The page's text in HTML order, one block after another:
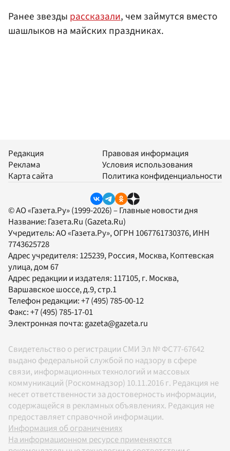
Ранее звезды рассказали, чем займутся вместо
шашлыков на майских праздниках.
Редакция
Реклама
Карта сайта
Правовая информация
Условия использования
Политика конфиденциальности
© АО «Газета.Ру» (1999-2026) – Главные новости дня
Название: Газета.Ru (Gazeta.Ru)
Учредитель:АО «Газета.Ру», ОГРН 1067761730376, ИНН
7743625728
Адрес учредителя: 125239, Россия, Москва, Коптевская
улица, дом 67
Адрес редакции и издателя: 117105, г. Москва,
Варшавское шоссе, д.9, стр.1
Телефон редакции:+7 (495) 785-00-12
Факс:+7 (495) 785-17-01
Электронная почта: gazeta@gazeta.ru
Свидетельство о регистрации СМИ Эл № ФС77-67642
выдано федеральной службой по надзору в сфере
связи, информационных технологий и массовых
коммуникаций (Роскомнадзор) 10.11.2016 г. Редакция не
несет ответственности за достоверность информации,
содержащейся в рекламных объявлениях. Редакция не
предоставляет справочной информации.
Информация об ограничениях
На информационном ресурсе применяются